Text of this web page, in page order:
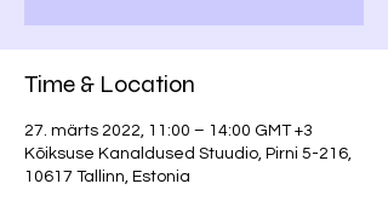
Time & Location
27. märts 2022, 11:00 – 14:00 GMT +3
Kõiksuse Kanaldused Stuudio, Pirni 5-216,
10617 Tallinn, Estonia